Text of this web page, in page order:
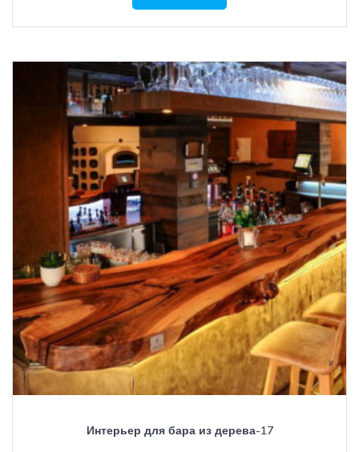
Интерьер для бара из дерева-17